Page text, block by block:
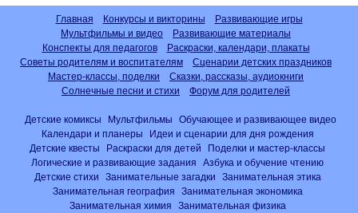
Главная Конкурсы и викторины
Развивающие игры
Мультфильмы и видео
Развивающие материалы
Конспекты для педагогов
Раскраски, календари, плакаты
Советы родителям и воспитателям
Сценарии детских праздников
Мастер-классы, поделки
Сказки, рассказы, аудиокниги
Солнечные песни и стихи
Форум для родителей
Детские комиксы Мультфильмы
Обучающее и развивающее видео
Календари и планеры
Идеи и сценарии для дня рождения
Детские квесты
Раскраски для детей
Поделки и мастер-классы
Логические и развивающие задания
Азбука и обучение чтению
Детские стихи
Занимательные загадки
Занимательная этика
Занимательная география
Занимательная экономика
Занимательная химия
Занимательная физика